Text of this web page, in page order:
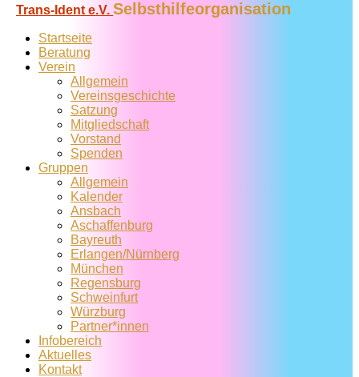
Trans-Ident e.V. Selbsthilfeorganisation
Startseite
Beratung
Verein
Allgemein
Vereins­geschichte
Satzung
Mitglied­schaft
Vorstand
Spenden
Gruppen
Allgemein
Kalender
Ansbach
Aschaffenburg
Bayreuth
Erlangen/Nürnberg
München
Regensburg
Schweinfurt
Würzburg
Partner*innen
Infobereich
Aktuelles
Kontakt